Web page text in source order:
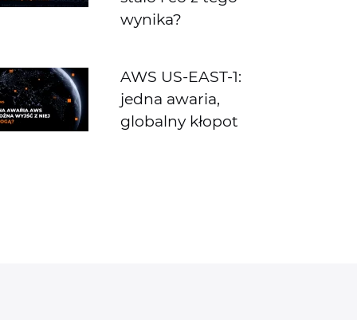
wynika?
AWS US-EAST-1:
jedna awaria,
globalny kłopot